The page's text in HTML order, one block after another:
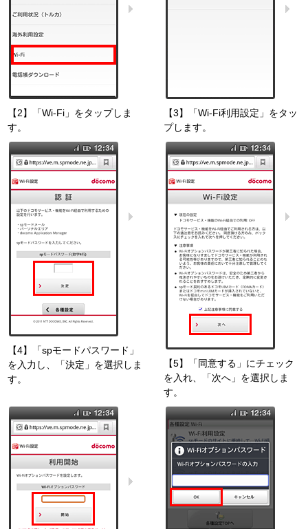
【2】「Wi-Fi」をタップしま
す。
【3】「Wi-Fi利用設定」をタッ
プします。
【4】「spモードパスワード」
を入力し、「決定」を選択しま
す。
【5】「同意する」にチェック
を入れ、「次へ」を選択しま
す。